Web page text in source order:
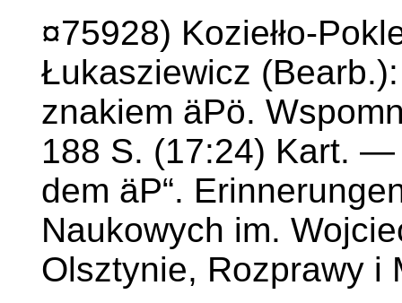
¤75928) Koziełło-
Łukasziewicz
znakiem äPö.
188 S. (17:24) Kart.
dem äP“.
Naukowych im.
Olsztynie, Rozprawy i